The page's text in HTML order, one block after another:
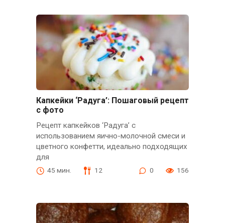
Капкейки ‘Радуга’: Пошаговый рецепт
с фото
Рецепт капкейков ‘Радуга’ с
использованием яично-молочной смеси и
цветного конфетти, идеально подходящих
для
45 мин. 12 0 156